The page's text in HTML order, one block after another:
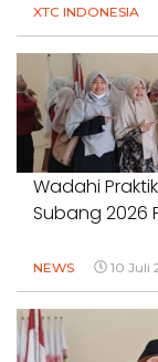
XTC INDONESIA
Wadahi
Subang 2026
NEWS 10 Juli